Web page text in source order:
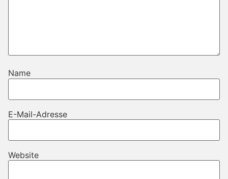
Name
E-Mail-Adresse
Website